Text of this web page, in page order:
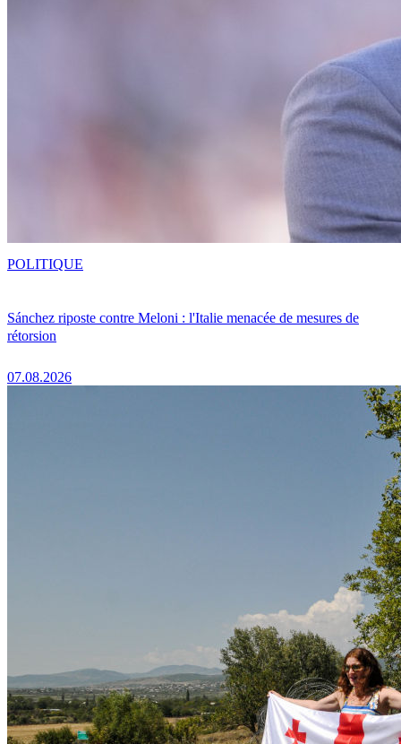
Sánchez riposte contre Meloni : l'Italie menacée de mesures de
rétorsion
07.08.2026
POLITIQUE